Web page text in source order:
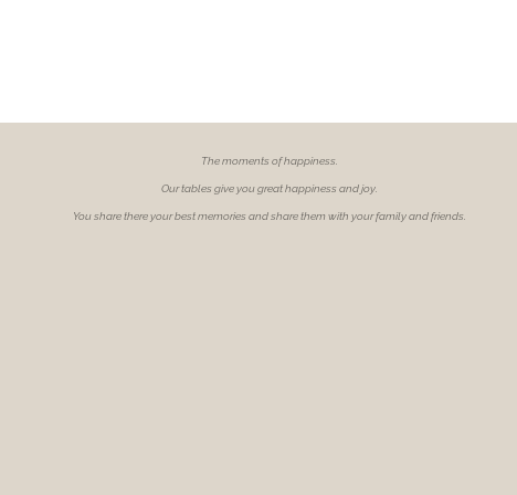
The moments ofhappiness.
Our tables give you great happiness and joy.
You share there your best memories and share them with your family and friends.